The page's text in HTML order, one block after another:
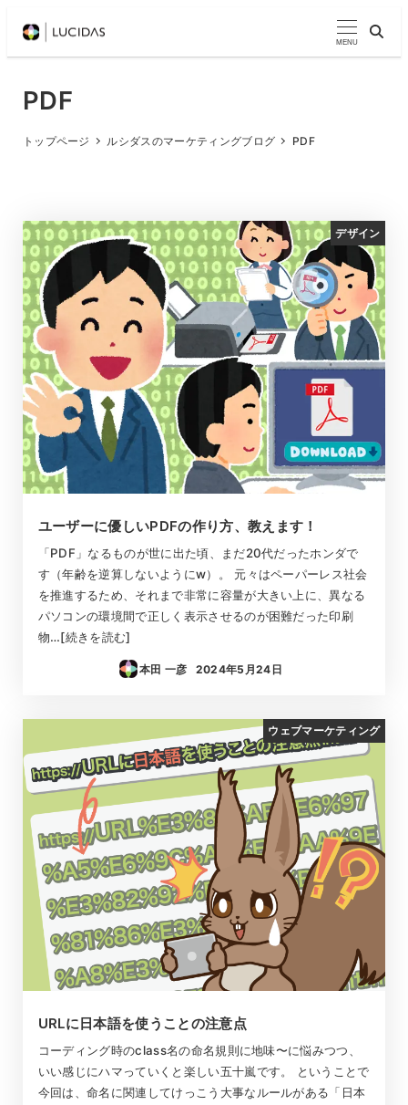
MENU
PDF
トップページ ルシダスのマーケティングブログ PDF
デザイン
ユーザーに優しいPDFの作り方、教えます！
「PDF」なるものが世に出た頃、まだ20代だったホンダで
す（年齢を逆算しないようにw）。 元々はペーパーレス社会
を推進するため、それまで非常に容量が大きい上に、異なる
パソコンの環境間で正しく表示させるのが困難だった印刷
物…[続きを読む]
本田 一彦
投稿日
2024年5月24日
ウェブマーケティング
URLに日本語を使うことの注意点
コーディング時のclass名の命名規則に地味〜に悩みつつ、
いい感じにハマっていくと楽しい五十嵐です。 ということで
今回は、命名に関連してけっこう大事なルールがある「日本